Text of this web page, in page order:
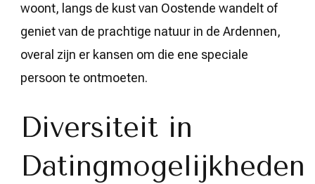
woont, langs de kust van Oostende wandelt of
geniet van de prachtige natuur in de Ardennen,
overal zijn er kansen om die ene speciale
persoon te ontmoeten.
Diversiteit in
Datingmogelijkheden